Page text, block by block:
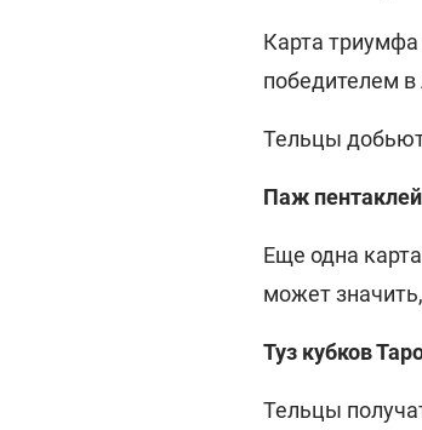
Карта триумфа
победителем
Тельцы
Паж
Еще одна
может
Туз кубков
Тельцы